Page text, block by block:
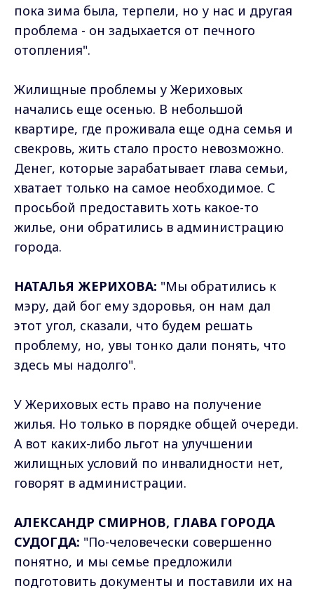
пока зима была, терпели, но у нас и другая
проблема - он задыхается от печного
отопления".
Жилищные проблемы у Жериховых
начались еще осенью. В небольшой
квартире, где проживала еще одна семья и
свекровь, жить стало просто невозможно.
Денег, которые зарабатывает глава семьи,
хватает только на самое необходимое. С
просьбой предоставить хоть какое-то
жилье, они обратились в администрацию
города.
НАТАЛЬЯ ЖЕРИХОВА: "Мы обратились к
мэру, дай бог ему здоровья, он нам дал
этот угол, сказали, что будем решать
проблему, но, увы тонко дали понять, что
здесь мы надолго".
У Жериховых есть право на получение
жилья. Но только в порядке общей очереди.
А вот каких-либо льгот на улучшении
жилищных условий по инвалидности нет,
говорят в администрации.
АЛЕКСАНДР СМИРНОВ, ГЛАВА ГОРОДА
СУДОГДА: "По-человечески совершенно
понятно, и мы семье предложили
подготовить документы и поставили их на